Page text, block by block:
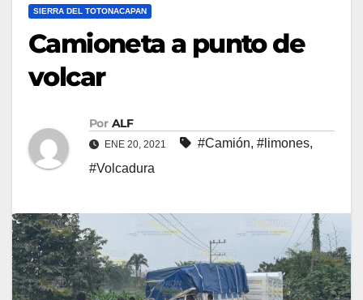
SIERRA DEL TOTONACAPAN
Camioneta a punto de
volcar
Por ALF
ENE 20, 2021 #Camión, #limones,
#Volcadura